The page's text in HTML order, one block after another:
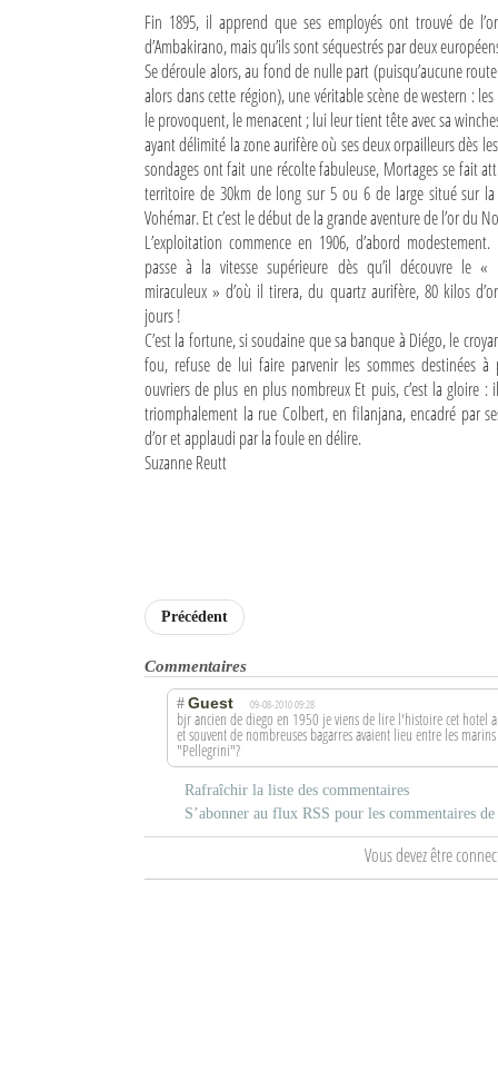
L'actualité du tourisme
Sites touristiques
Diego Suarez Pratique
Fin 1895, il apprend que ses employés ont trouvé de
d’Ambakirano, mais qu’ils sont séquestrés par deux
Se déroule alors, au fond de nulle part (puisqu’aucune
alors dans cette région), une véritable scène de western : les
le provoquent, le menacent ; lui leur tient tête avec sa
ayant délimité la zone aurifère où ses deux orpailleurs dès
sondages ont fait une récolte fabuleuse, Mortages se fait
territoire de 30km de long sur 5 ou 6 de large situé sur
Vohémar. Et c’est le début de la grande aventure de l’or du
L’exploitation commence en 1906, d’abord
passe à la vitesse supérieure dès qu’il découvre le «
miraculeux » d’où il tirera, du quartz aurifère, 80 kilos
jours !
C’est la fortune, si soudaine que sa banque à Diégo, le
fou, refuse de lui faire parvenir les sommes destinées à
ouvriers de plus en plus nombreux Et puis, c’est la gloire :
triomphalement la rue Colbert, en filanjana, encadré par
d’or et applaudi par la foule en délire.
Suzanne Reutt
Précédent
Commentaires
# Guest 09-08-2010 09:28
bjr ancien de diego en 1950 je viens de lire l'histoire cet hotel
et souvent de nombreuses bagarres avaient lieu entre les
"Pellegrini"?
Rafraîchir la liste des commentaires
S’abonner au flux RSS pour les commentaires
Vous devez être